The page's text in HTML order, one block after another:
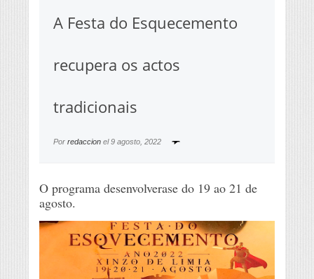
A Festa do Esquecemento
recupera os actos
tradicionais
Por redaccion el9 agosto, 2022
O programa desenvolverase do 19 ao 21 de
agosto.